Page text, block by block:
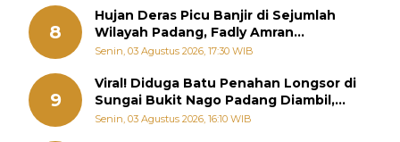
8
Hujan Deras Picu Banjir di Sejumlah
Wilayah Padang, Fadly Amran
Perintahkan OPD Siaga
Senin, 03 Agustus 2026, 17:30 WIB
9
Viral! Diduga Batu Penahan Longsor di
Sungai Bukit Nago Padang Diambil,
Warga Khawatir Bencana Terulang
Senin, 03 Agustus 2026, 16:10 WIB